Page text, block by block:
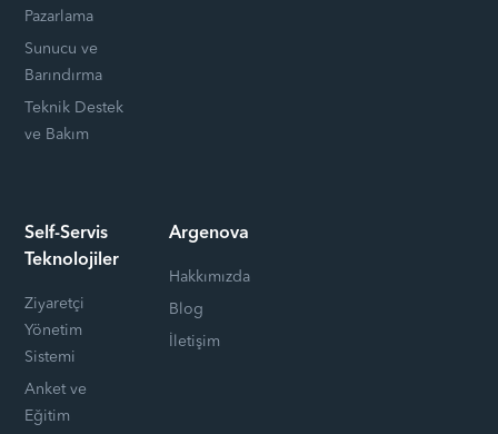
Pazarlama
Sunucu ve
Barındırma
Teknik Destek
ve Bakım
Self-Servis
Teknolojiler
Ziyaretçi
Yönetim
Sistemi
Anket ve
Eğitim
Argenova
Hakkımızda
Blog
İletişim